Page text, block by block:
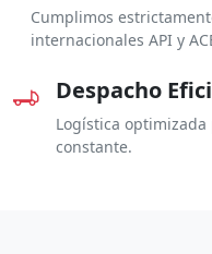
Cumplimos
internacionales API y
Despacho
Logística
constante.